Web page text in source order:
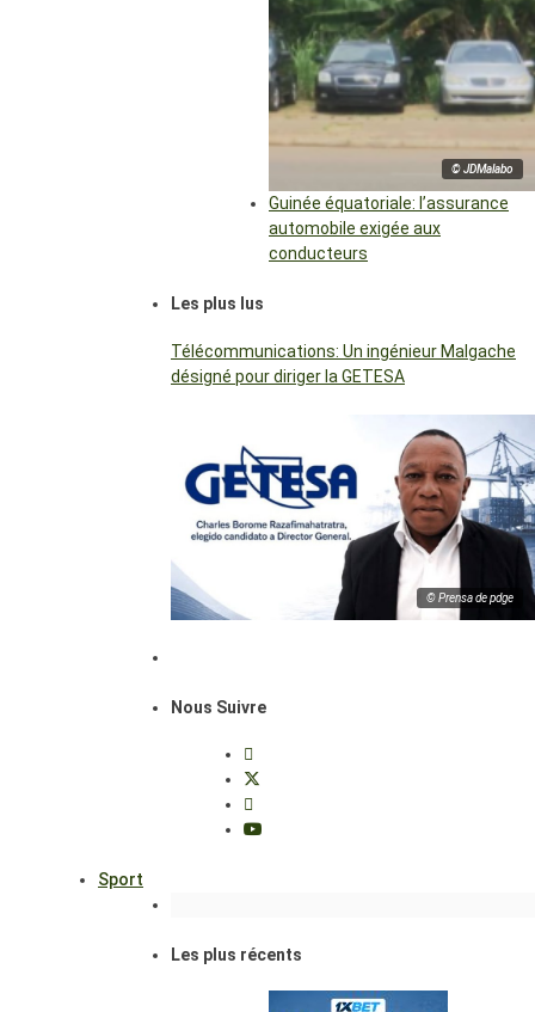
© JDMalabo
Guinée équatoriale: l’assurance
automobile exigée aux
conducteurs
Les plus lus
Télécommunications: Un ingénieur Malgache
désigné pour diriger la GETESA
© Prensa de pdge
Nous Suivre
Sport
Les plus récents